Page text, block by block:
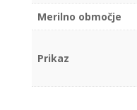
Merilno območje
Prikaz